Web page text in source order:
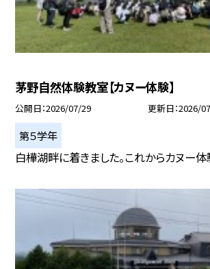
茅野自然体験教室【カヌー体験】
公開日 2026/07/29 更新日 2026/
第５学年
白樺湖畔に着きました。これからカヌー体